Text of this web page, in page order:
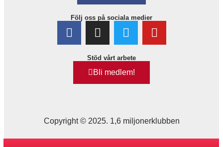
Följ oss på sociala medier
Stöd vårt arbete
Bli medlem!
Copyright © 2025. 1,6 miljonerklubben